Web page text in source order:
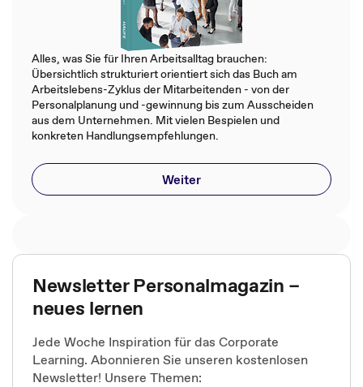
Alles, was Sie für Ihren Arbeitsalltag brauchen:
Übersichtlich strukturiert orientiert sich das Buch am
Arbeitslebens-Zyklus der Mitarbeitenden - von der
Personalplanung und -gewinnung bis zum Ausscheiden
aus dem Unternehmen. Mit vielen Bespielen und
konkreten Handlungsempfehlungen.
Weiter
Newsletter Personalmagazin –
neues lernen
Jede Woche Inspiration für das Corporate
Learning. Abonnieren Sie unseren kostenlosen
Newsletter! Unsere Themen: